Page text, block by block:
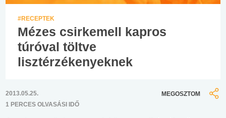
#RECEPTEK
Mézes csirkemell kapros
túróval töltve
lisztérzékenyeknek
2013.05.25.
1 PERCES OLVASÁSI IDŐ
MEGOSZTOM